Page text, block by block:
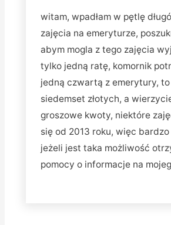
witam, wpadłam w pętlę
zajęcia na emeryturze,
abym mogla z tego zajęcia
tylko jedną ratę, komornik
jedną czwartą z emerytury,
siedemset złotych, a
groszowe kwoty, niektóre
się od 2013 roku, więc bardzo
jeżeli jest taka możliwość
pomocy o informacje na